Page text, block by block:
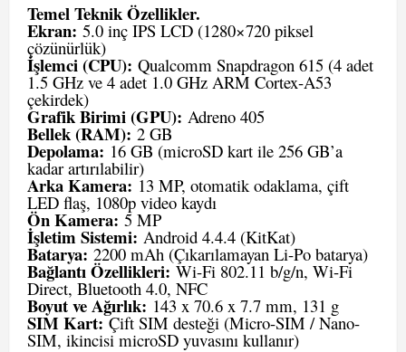
Temel Teknik Özellikler.
Ekran: 5.0 inç IPS LCD (1280×720 piksel
çözünürlük)
İşlemci (CPU): Qualcomm Snapdragon 615 (4 adet
1.5 GHz ve 4 adet 1.0 GHz ARM Cortex-A53
çekirdek)
Grafik Birimi (GPU): Adreno 405
Bellek (RAM):2 GB
Depolama: 16 GB (microSD kart ile 256 GB’a
kadar artırılabilir)
Arka Kamera: 13 MP, otomatik odaklama, çift
LED flaş, 1080p video kaydı
Ön Kamera: 5 MP
İşletim Sistemi: Android 4.4.4 (KitKat)
Batarya: 2200 mAh (Çıkarılamayan Li-Po batarya)
Bağlantı Özellikleri:Wi-Fi 802.11 b/g/n, Wi-Fi
Direct, Bluetooth 4.0, NFC
Boyut ve Ağırlık: 143 x 70.6 x 7.7 mm, 131 g
SIM Kart:Çift SIM desteği (Micro-SIM / Nano-
SIM, ikincisi microSD yuvasını kullanır)